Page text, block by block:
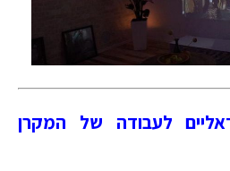
לעבודה של המקרן